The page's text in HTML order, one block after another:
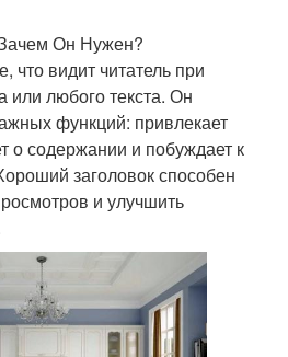
Он Нужен?
что видит читатель при
или любого текста. Он
функций: привлекает
о содержании и побуждает к
заголовок способен
и улучшить